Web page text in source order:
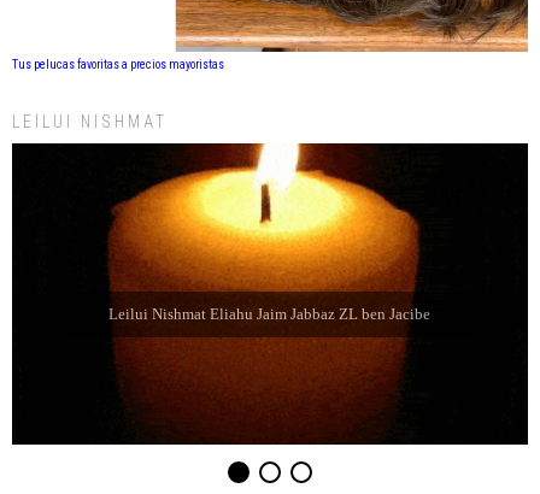
Tus pelucas favoritas a precios mayoristas
LEILUI NISHMAT
Leilui Nishmat Eliahu Jaim Jabbaz ZL ben Jacibe